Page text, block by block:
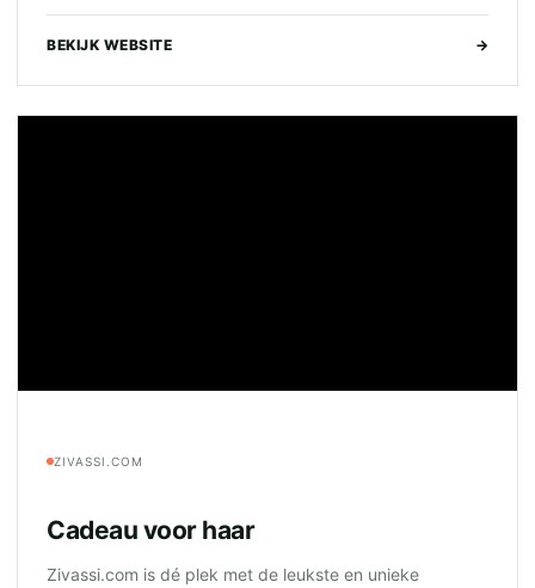
BEKIJK WEBSITE →
ZIVASSI.COM
Cadeau voor haar
Zivassi.com is dé plek met de leukste en unieke